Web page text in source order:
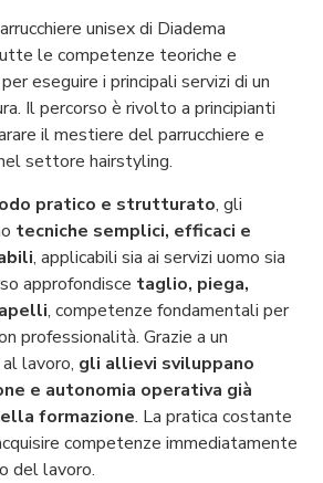
unisex di Diadema
le competenze teoriche e
eseguire i principali servizi di un
Il percorso è rivolto a principianti
il mestiere del parrucchiere e
settore hairstyling.
pratico e strutturato, gli
tecniche semplici, efficaci e
, applicabili sia ai servizi uomo sia
approfondisce taglio, piega,
, competenze fondamentali per
professionalità. Grazie a un
lavoro, gli allievi sviluppano
e autonomia operativa già
formazione. La pratica costante
competenze immediatamente
del lavoro.